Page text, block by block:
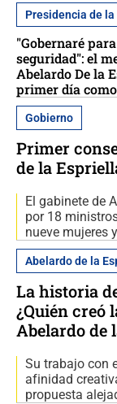
Presidencia de
"Gobernaré
seguridad": el
Abelardo De la
primer día
Gobierno
Primer
de la
El gabinete de
por 18
nueve mujeres
Abelardo de la
La historia
¿Quién creó
Abelardo de
Su trabajo con
afinidad
propuesta